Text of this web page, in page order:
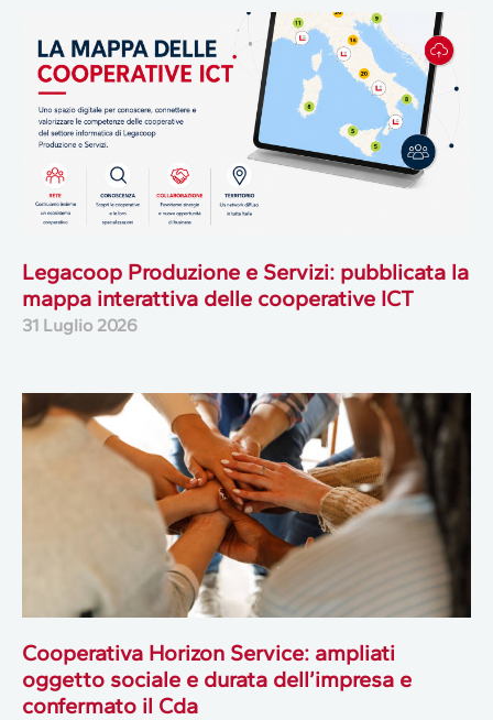
Legacoop Produzione e Servizi: pubblicata la
mappa interattiva delle cooperative ICT
31 Luglio 2026
Cooperativa Horizon Service: ampliati
oggetto sociale e durata dell’impresa e
confermato il Cda